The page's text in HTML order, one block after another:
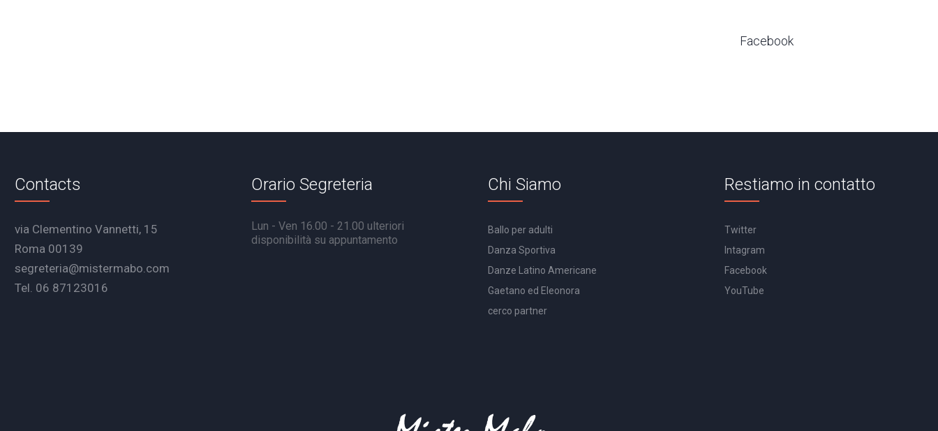
Facebook
Contacts
via Clementino Vannetti, 15
Roma 00139
segreteria@mistermabo.com
Tel. 06 87123016
Orario Segreteria
Lun - Ven 16.00 - 21.00 ulteriori
disponibilità su appuntamento
Chi Siamo
Ballo per adulti
Danza Sportiva
Danze Latino Americane
Gaetano ed Eleonora
cerco partner
Restiamo in contatto
Twitter
Intagram
Facebook
YouTube